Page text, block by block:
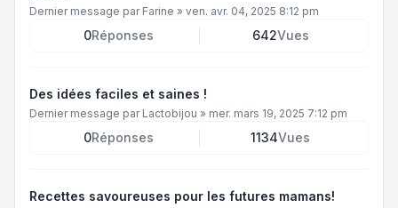
Dernier message par Farine » ven. avr. 04, 2025 8:12 pm
0Réponses 642Vues
Des idées faciles et saines !
Dernier message par Lactobijou » mer. mars 19, 2025 7:12 pm
0Réponses 1134Vues
Recettes savoureuses pour les futures mamans!